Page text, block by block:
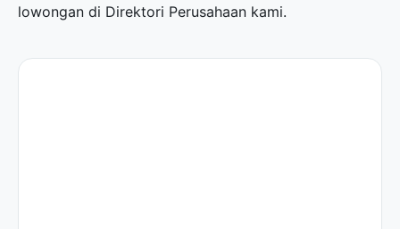
lowongan di Direktori Perusahaan kami.